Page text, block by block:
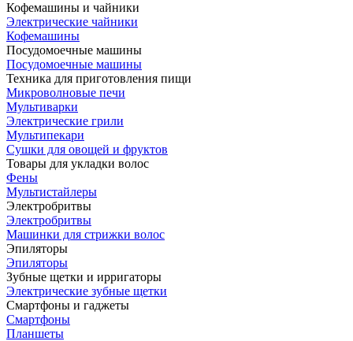
Кофемашины и чайники
Электрические чайники
Кофемашины
Посудомоечные машины
Посудомоечные машины
Техника для приготовления пищи
Микроволновые печи
Мультиварки
Электрические грили
Мультипекари
Сушки для овощей и фруктов
Товары для укладки волос
Фены
Мультистайлеры
Электробритвы
Электробритвы
Машинки для стрижки волос
Эпиляторы
Эпиляторы
Зубные щетки и ирригаторы
Электрические зубные щетки
Смартфоны и гаджеты
Смартфоны
Планшеты